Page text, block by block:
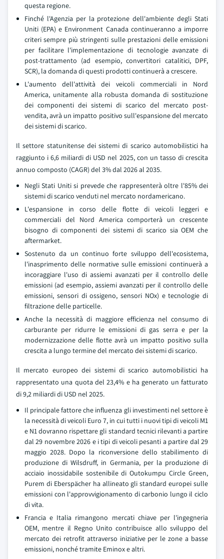
questa regione.
Finché l'Agenzia per la protezione dell'ambiente degli Stati
Uniti (EPA) e Environment Canada continueranno a imporre
criteri sempre più stringenti sulle prestazioni delle emissioni
per facilitare l'implementazione di tecnologie avanzate di
post-trattamento (ad esempio, convertitori catalitici, DPF,
SCR), la domanda di questi prodotti continuerà a crescere.
L'aumento dell'attività dei veicoli commerciali in Nord
America, unitamente alla robusta domanda di sostituzione
dei componenti dei sistemi di scarico del mercato post-
vendita, avrà un impatto positivo sull'espansione del mercato
dei sistemi di scarico.
Il settore statunitense dei sistemi di scarico automobilistici ha
raggiunto i 6,6 miliardi di USD nel 2025, con un tasso di crescita
annuo composto (CAGR) del 3% dal 2026 al 2035.
Negli Stati Uniti si prevede che rappresenterà oltre l'85% dei
sistemi di scarico venduti nel mercato nordamericano.
L'espansione in corso delle flotte di veicoli leggeri e
commerciali del Nord America comporterà un crescente
bisogno di componenti dei sistemi di scarico sia OEM che
aftermarket.
Sostenuto da un continuo forte sviluppo dell'ecosistema,
l'inasprimento delle normative sulle emissioni continuerà a
incoraggiare l'uso di assiemi avanzati per il controllo delle
emissioni (ad esempio, assiemi avanzati per il controllo delle
emissioni, sensori di ossigeno, sensori NOx) e tecnologie di
filtrazione delle particelle.
Anche la necessità di maggiore efficienza nel consumo di
carburante per ridurre le emissioni di gas serra e per la
modernizzazione delle flotte avrà un impatto positivo sulla
crescita a lungo termine del mercato dei sistemi di scarico.
Il mercato europeo dei sistemi di scarico automobilistici ha
rappresentato una quota del 23,4% e ha generato un fatturato
di 9,2 miliardi di USD nel 2025.
Il principale fattore che influenza gli investimenti nel settore è
la necessità di veicoli Euro 7, in cui tutti i nuovi tipi di veicoli M1
e N1 dovranno rispettare gli standard tecnici rilevanti a partire
dal 29 novembre 2026 e i tipi di veicoli pesanti a partire dal 29
maggio 2028. Dopo la riconversione dello stabilimento di
produzione di Wilsdruff, in Germania, per la produzione di
acciaio inossidabile sostenibile di Outokumpu Circle Green,
Purem di Eberspächer ha allineato gli standard europei sulle
emissioni con l'approvvigionamento di carbonio lungo il ciclo
di vita.
Francia e Italia rimangono mercati chiave per l'ingegneria
OEM, mentre il Regno Unito contribuisce allo sviluppo del
mercato dei retrofit attraverso iniziative per le zone a basse
emissioni, nonché tramite Eminox e altri.